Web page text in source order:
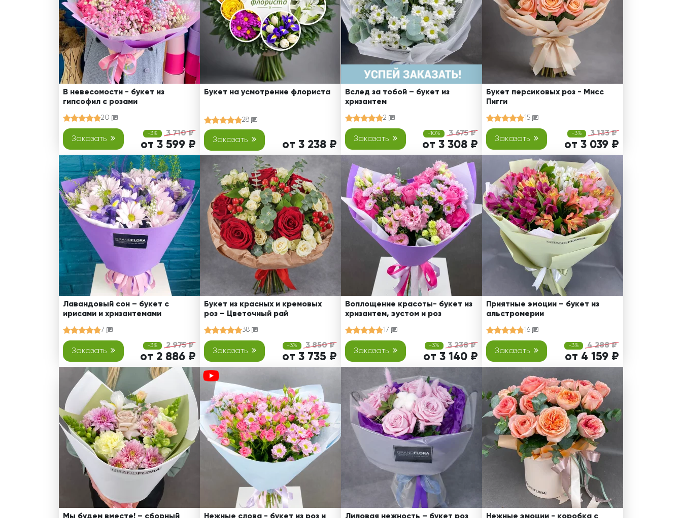
В невесомости - букет из
гипсофил с розами
20
Заказать
-3% 3 710 ₽
от 3 599 ₽
Букет на усмотрение флориста
28
Заказать от 3 238 ₽
Вслед за тобой – букет из
хризантем
2
Заказать
-10% 3 675 ₽
от 3 308 ₽
Букет персиковых роз - Мисс
Пигги
15
Заказать
-3% 3 133 ₽
от 3 039 ₽
Лавандовый сон – букет с
ирисами и хризантемами
7
Заказать
-3% 2 975 ₽
от 2 886 ₽
Букет из красных и кремовых
роз – Цветочный рай
38
Заказать
-3% 3 850 ₽
от 3 735 ₽
Воплощение красоты- букет из
хризантем, эустом и роз
17
Заказать
-3% 3 238 ₽
от 3 140 ₽
Приятные эмоции – букет из
альстромерии
16
Заказать
-3% 4 288 ₽
от 4 159 ₽